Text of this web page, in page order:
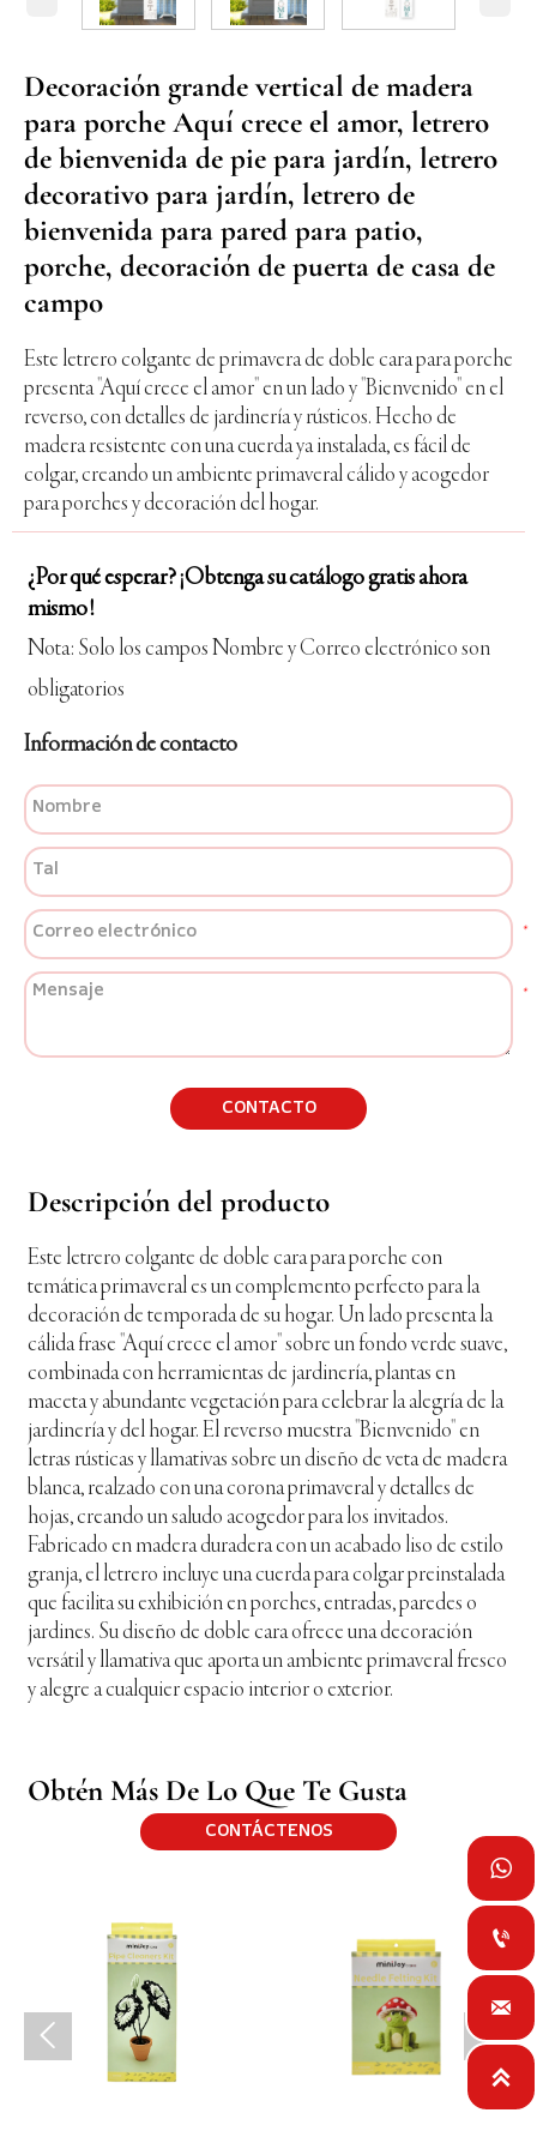
Decoración grande vertical de madera
para porche Aquí crece el amor, letrero
de bienvenida de pie para jardín, letrero
decorativo para jardín, letrero de
bienvenida para pared para patio,
porche, decoración de puerta de casa de
campo
Este letrero colgante de primavera de doble cara para porche
presenta "Aquí crece el amor" en un lado y "Bienvenido" en el
reverso, con detalles de jardinería y rústicos. Hecho de
madera resistente con una cuerda ya instalada, es fácil de
colgar, creando un ambiente primaveral cálido y acogedor
para porches y decoración del hogar.
¿Por qué esperar? ¡Obtenga su catálogo gratis ahora
mismo!
Nota: Solo los campos Nombre y Correo electrónico son
obligatorios
Información de contacto
CONTACTO
Descripción del producto
Este letrero colgante de doble cara para porche con
temática primaveral es un complemento perfecto para la
decoración de temporada de su hogar. Un lado presenta la
cálida frase "Aquí crece el amor" sobre un fondo verde suave,
combinada con herramientas de jardinería, plantas en
maceta y abundante vegetación para celebrar la alegría de la
jardinería y del hogar. El reverso muestra "Bienvenido" en
letras rústicas y llamativas sobre un diseño de veta de madera
blanca, realzado con una corona primaveral y detalles de
hojas, creando un saludo acogedor para los invitados.
Fabricado en madera duradera con un acabado liso de estilo
granja, el letrero incluye una cuerda para colgar preinstalada
que facilita su exhibición en porches, entradas, paredes o
jardines. Su diseño de doble cara ofrece una decoración
versátil y llamativa que aporta un ambiente primaveral fresco
y alegre a cualquier espacio interior o exterior.
Obtén Más De Lo Que Te Gusta
CONTÁCTENOS
 



